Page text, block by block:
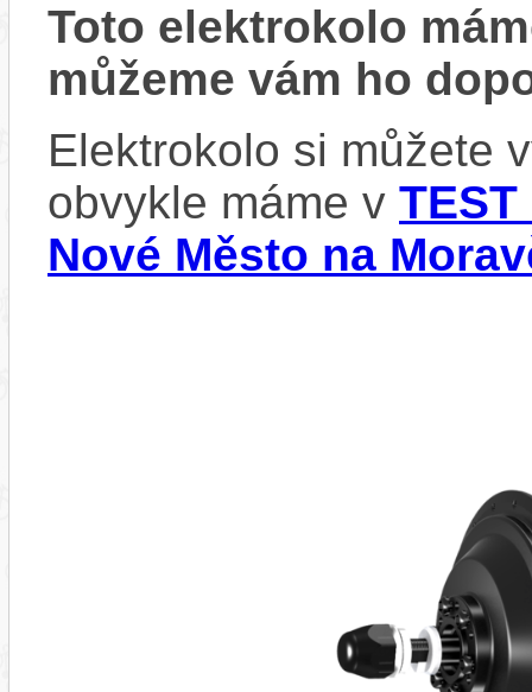
Toto elektrokolo
můžeme vám ho
Elektrokolo si můžete
obvykle máme v
Nové Město na